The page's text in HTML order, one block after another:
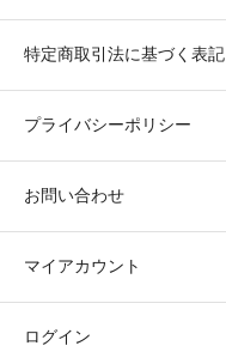
特定商取引法に基づく表記
プライバシーポリシー
お問い合わせ
マイアカウント
ログイン